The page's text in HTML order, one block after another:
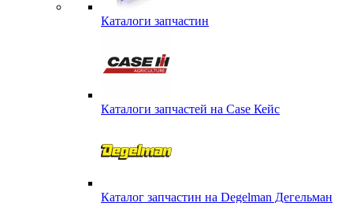
Каталоги запчастин
Каталоги запчастей на Case Кейс
Каталог запчастин на Degelman Дегельман